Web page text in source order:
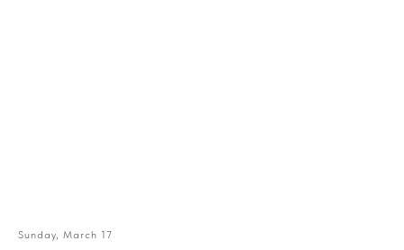
Sunday, March 17